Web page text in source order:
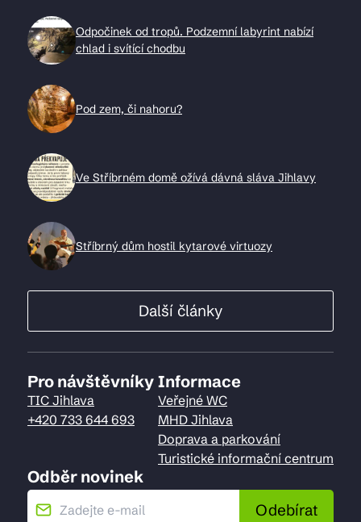
Odpočinek od tropů. Podzemní labyrint nabízí
chlad i svítící chodbu
Pod zem, či nahoru?
Ve Stříbrném domě ožívá dávná sláva Jihlavy
Stříbrný dům hostil kytarové virtuozy
Další články
Pro návštěvníky
TIC Jihlava
+420 733 644 693
Informace
Veřejné WC
MHD Jihlava
Doprava a parkování
Turistické informační centrum
Odběr novinek
Odebírat